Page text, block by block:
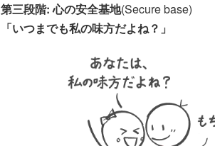
第三段階: 心の安全基地(Secure base)
「いつまでも私の味方だよね？」